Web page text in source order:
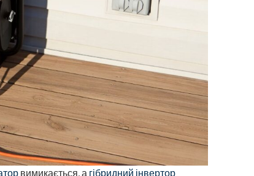
вимикається, а гібридний інвертор